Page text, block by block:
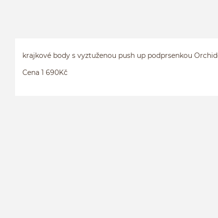
krajkové body s vyztuženou push up podprsenkou
Cena 1 690Kč